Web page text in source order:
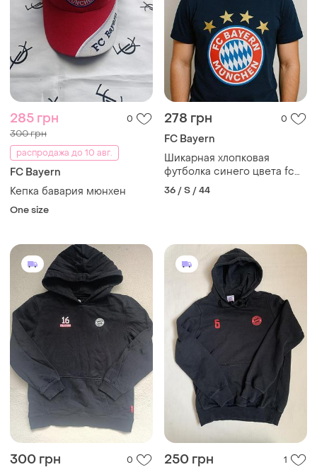
285 грн 0
300 грн
распродажа до 10 авг.
FC Bayern
Кепка бавария мюнхен
One size
278 грн 0
FC Bayern
Шикарная хлопковая
футболка синего цвета fc
bayern munchen,
молниеносная отправка
36 / S / 44
300 грн 0 250 грн 1